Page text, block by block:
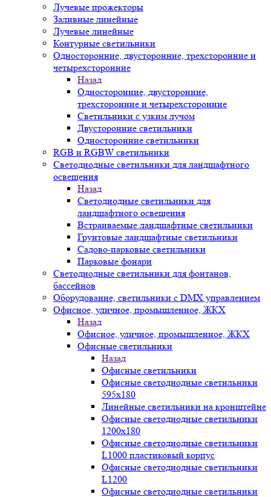
Лучевые прожекторы
Заливные линейные
Лучевые линейные
Контурные светильники
Односторонние, двусторонние, трехсторонние и
четырехсторонние
Назад
Односторонние, двусторонние,
трехсторонние и четырехсторонние
Светильники с узким лучом
Двусторонние светильники
Односторонние светильники
RGB и RGBW светильники
Светодиодные светильники для ландшафтного
освещения
Назад
Светодиодные светильники для
ландшафтного освещения
Встраиваемые ландшафтные светильники
Грунтовые ландшафтные светильники
Садово-парковые светильники
Парковые фонари
Светодиодные светильники для фонтанов,
бассейнов
Оборудование, светильники с DMX управлением
Офисное, уличное, промышленное, ЖКХ
Назад
Офисное, уличное, промышленное, ЖКХ
Офисные светильники
Назад
Офисные светильники
Офисные светодиодные светильники
595х180
Линейные светильники на кронштейне
Офисные светодиодные светильники
1200x180
Офисные светодиодные светильники
L1000 пластиковый корпус
Офисные светодиодные светильники
L1200
Офисные светодиодные светильники